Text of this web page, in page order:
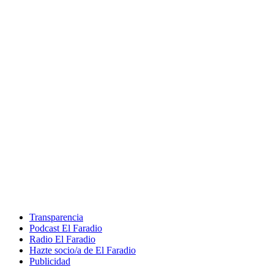
Transparencia
Podcast El Faradio
Radio El Faradio
Hazte socio/a de El Faradio
Publicidad